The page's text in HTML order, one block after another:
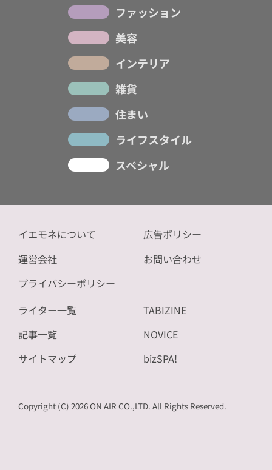
ファッション
美容
インテリア
雑貨
住まい
ライフスタイル
スペシャル
イエモネについて
運営会社
プライバシーポリシー
広告ポリシー
お問い合わせ
ライター一覧
記事一覧
サイトマップ
TABIZINE
NOVICE
bizSPA!
Copyright (C) 2026 ON AIR CO.,LTD. All Rights Reserved.